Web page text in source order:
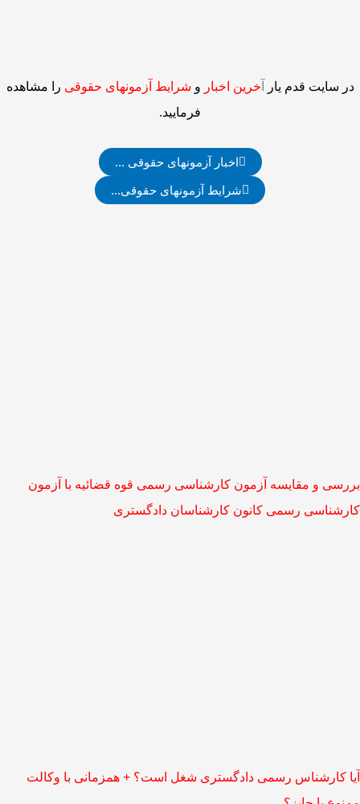
در سایت قدم یار خرین اخبار و شرایط آزمونهای حقوقی را مشاهده
فرمایید.
اخبار آزمونهای حقوقی ...
شرایط آزمونهای حقوقی...
بررسی و مقایسه آزمون کارشناسی رسمی قوه قضائیه با آزمون
کارشناسی رسمی کانون کارشناسان دادگستری
آیا کارشناس رسمی دادگستری شغل است؟ + همزمانی با وکالت